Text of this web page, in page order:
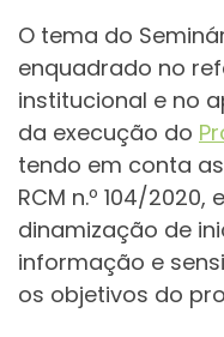
O tema do
enquadrado no
institucional e no
da execução do
tendo em conta
RCM n.º 104/
dinamização de
informação e
os objetivos do